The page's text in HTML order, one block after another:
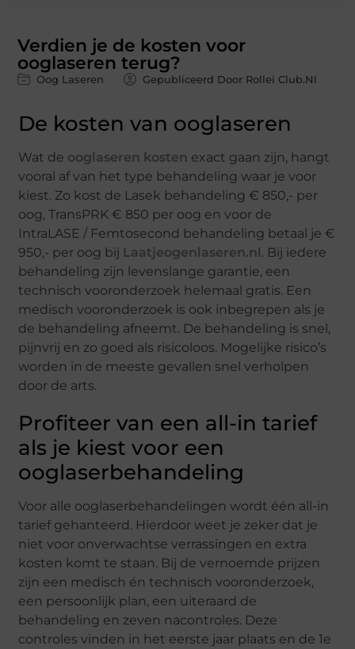
Verdien je de kosten voor
ooglaseren terug?
Oog Laseren Gepubliceerd Door Rollei Club.nl
De kosten van ooglaseren
Wat de ooglaseren kosten exact gaan zijn, hangt
vooral af van het type behandeling waar je voor
kiest. Zo kost de Lasek behandeling € 850,- per
oog, TransPRK € 850 per oog en voor de
IntraLASE / Femtosecond behandeling betaal je €
950,- per oog bij Laatjeogenlaseren.nl. Bij iedere
behandeling zijn levenslange garantie, een
technisch vooronderzoek helemaal gratis. Een
medisch vooronderzoek is ook inbegrepen als je
de behandeling afneemt. De behandeling is snel,
pijnvrij en zo goed als risicoloos. Mogelijke risico’s
worden in de meeste gevallen snel verholpen
door de arts.
Profiteer van een all-in tarief
als je kiest voor een
ooglaserbehandeling
Voor alle ooglaserbehandelingen wordt één all-in
tarief gehanteerd. Hierdoor weet je zeker dat je
niet voor onverwachtse verrassingen en extra
kosten komt te staan. Bij de vernoemde prijzen
zijn een medisch én technisch vooronderzoek,
een persoonlijk plan, een uiteraard de
behandeling en zeven nacontroles. Deze
controles vinden in het eerste jaar plaats en de 1e